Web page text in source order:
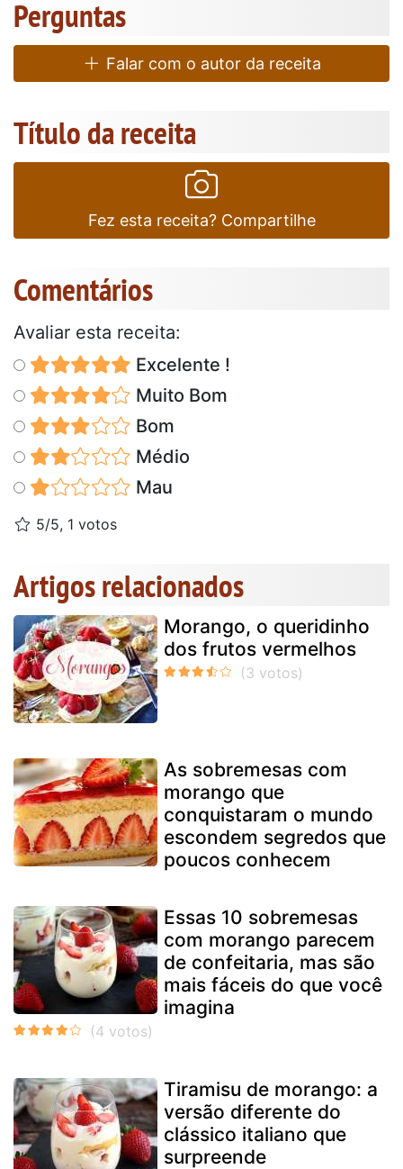
Perguntas
Falar com o autor da receita
Título da receita
Fez esta receita? Compartilhe
Comentários
Avaliar esta receita:
Excelente !
Muito Bom
Bom
Médio
Mau
5/5, 1 votos
Artigos relacionados
Morango, o queridinho
dos frutos vermelhos
As sobremesas com
morango que
conquistaram o mundo
escondem segredos que
poucos conhecem
Essas 10 sobremesas
com morango parecem
de confeitaria, mas são
mais fáceis do que você
imagina
Tiramisu de morango: a
versão diferente do
clássico italiano que
surpreende